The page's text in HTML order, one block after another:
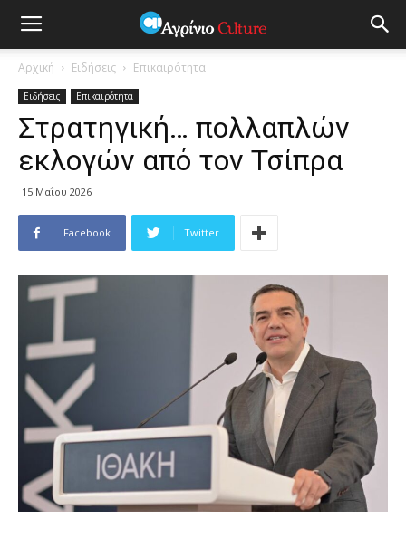
Αρχική Ειδήσεις Επικαιρότητα
Ειδήσεις Επικαιρότητα
Στρατηγική… πολλαπλών
εκλογών από τον Τσίπρα
15 Μαΐου 2026
Facebook Twitter